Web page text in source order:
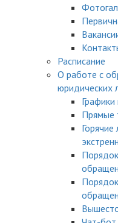
Расписание
О работе с
юридических
Прямые